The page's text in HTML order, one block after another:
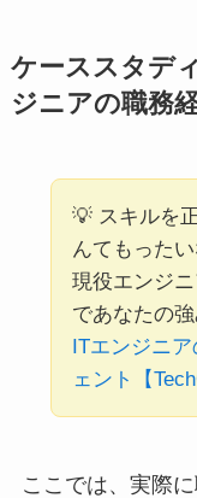
ケーススタデ
ジニアの職務
💡 スキルを
んてもったい
現役エンジ
であなたの
ITエンジニ
ェント【
ここでは、実際